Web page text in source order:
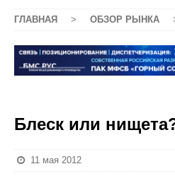
ГЛАВНАЯ > ОБЗОР РЫНКА
Блеск или
11 мая 2012